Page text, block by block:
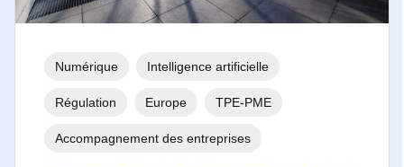
Numérique Intelligence artificielle
Régulation Europe TPE-PME
Accompagnement des entreprises